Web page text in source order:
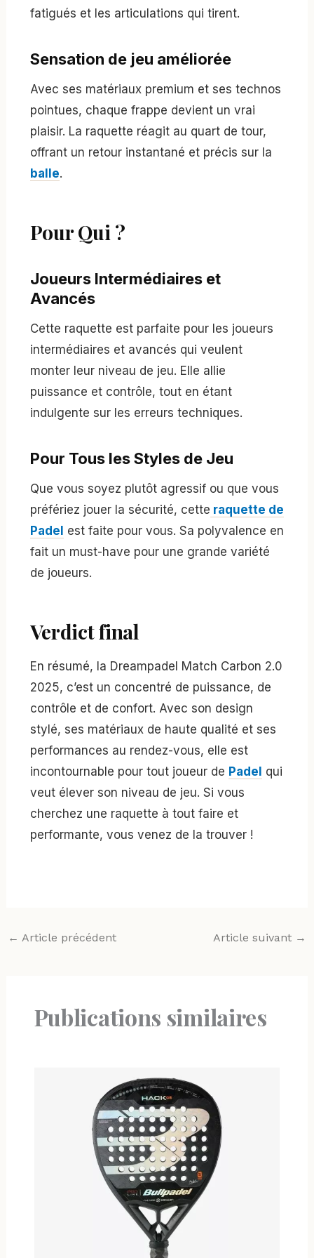
fatigués et les articulations qui tirent.
Sensation de jeu améliorée
Avec ses matériaux premium et ses technos
pointues, chaque frappe devient un vrai
plaisir. La raquette réagit au quart de tour,
offrant un retour instantané et précis sur la
balle.
Pour Qui ?
Joueurs Intermédiaires et
Avancés
Cette raquette est parfaite pour les joueurs
intermédiaires et avancés qui veulent
monter leur niveau de jeu. Elle allie
puissance et contrôle, tout en étant
indulgente sur les erreurs techniques.
Pour Tous les Styles de Jeu
Que vous soyez plutôt agressif ou que vous
préfériez jouer la sécurité, cette raquette de
Padel est faite pour vous. Sa polyvalence en
fait un must-have pour une grande variété
de joueurs.
Verdict final
En résumé, la Dreampadel Match Carbon 2.0
2025, c’est un concentré de puissance, de
contrôle et de confort. Avec son design
stylé, ses matériaux de haute qualité et ses
performances au rendez-vous, elle est
incontournable pour tout joueur de Padel qui
veut élever son niveau de jeu. Si vous
cherchez une raquette à tout faire et
performante, vous venez de la trouver !
← Article précédent Article suivant →
Publications similaires